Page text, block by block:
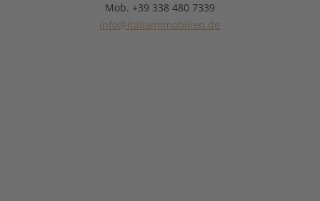
Mob. +39 338 480 7339
info@italiaimmobilien.de